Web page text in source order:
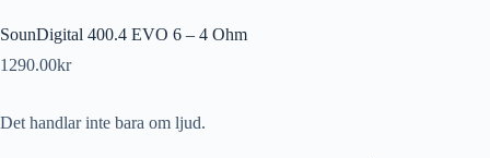
SounDigital 400.4 EVO 6 – 4 Ohm
1290.00kr
Det handlar inte bara om ljud.